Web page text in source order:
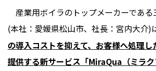
産業用ボイラのトップメーカーである
(本社：愛媛県松山市、社長：宮内大介)
の導入コストを抑えて、お客様へ処理し
提供する新サービス「MiraQua （ミラ